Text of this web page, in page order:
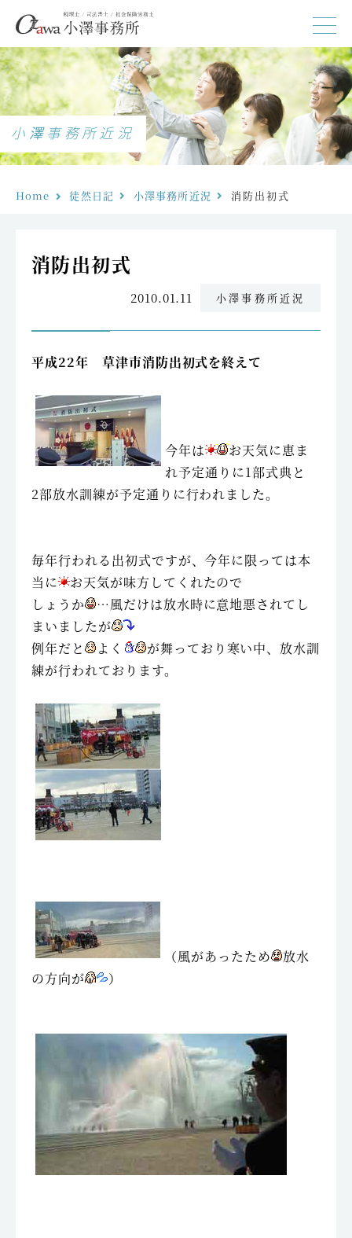
小澤事務所近況
Home 徒然日記 小澤事務所近況 消防出初式
消防出初式
2010.01.11 小澤事務所近況
平成22年 草津市消防出初式を終えて
今年は
お天気に恵ま
れ予定通りに1部式典と
2部放水訓練が予定通りに行われました。
毎年行われる出初式ですが、今年に限っては本
当に
お天気が味方してくれたので
しょうか
…風だけは放水時に意地悪されてし
まいましたが
例年だと
よく
が舞っており寒い中、放水訓
練が行われております。
（風があったため
放水
の方向が
）